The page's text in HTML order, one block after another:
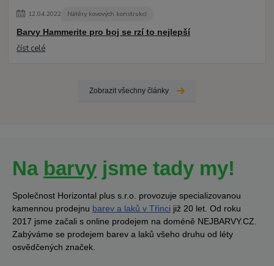
12.04.2022 Nátěry kovových konstrukcí
Barvy Hammerite pro boj se rzí to nejlepší
číst celé
Zobrazit všechny články
Na barvy jsme tady my!
Společnost Horizontal plus s.r.o. provozuje specializovanou
kamennou prodejnu barev a laků v Třinci již 20 let. Od roku
2017 jsme začali s online prodejem na doméně NEJBARVY.CZ.
Zabýváme se prodejem barev a laků všeho druhu od léty
osvědčených značek.